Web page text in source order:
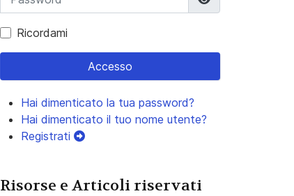
Ricordami
Accesso
Hai dimenticato la tua password?
Hai dimenticato il tuo nome utente?
Registrati
Risorse e Articoli riservati